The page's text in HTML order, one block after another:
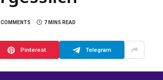
COMMENTS 7 MINS READ
Pinterest Telegram